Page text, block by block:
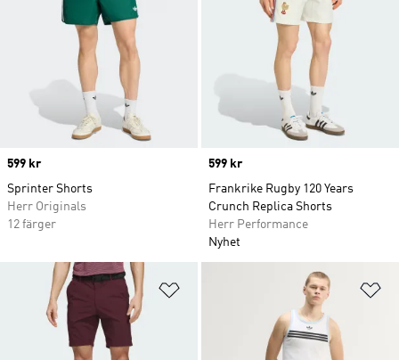
Price
599 kr
Sprinter Shorts
Herr Originals
12 färger
Price
599 kr
Frankrike Rugby 120 Years
Crunch Replica Shorts
Herr Performance
Nyhet
Lägg till på önskelistan